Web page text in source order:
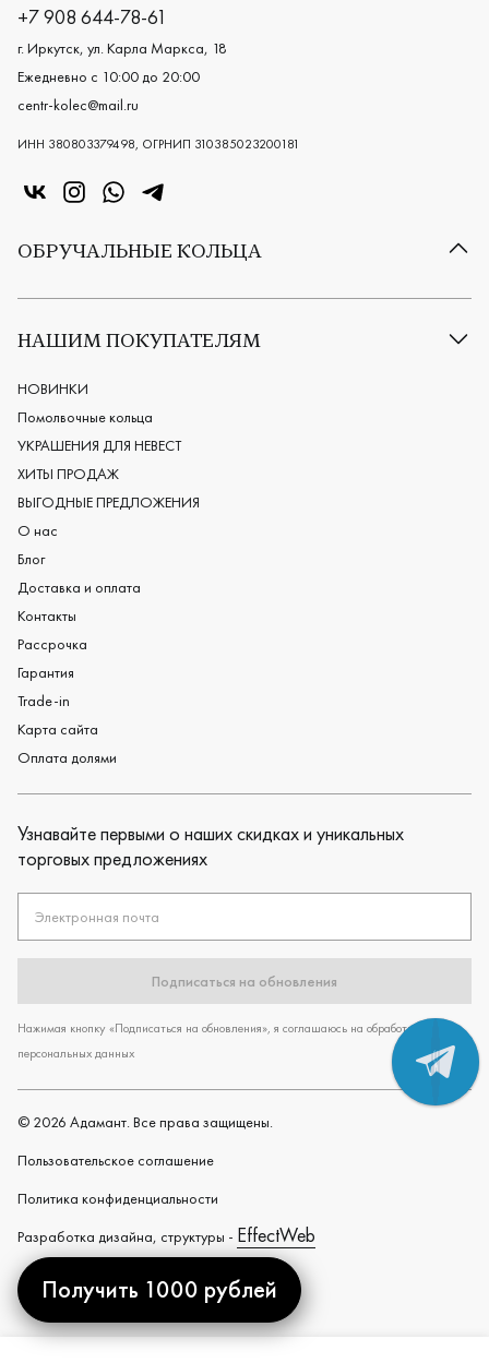
+7 908 644-78-61
г. Иркутск, ул. Карла Маркса, 18
Ежедневно с 10:00 до 20:00
centr-kolec@mail.ru
ИНН 380803379498, ОГРНИП 310385023200181
«Центр колец» в VK
«Центр колец» в Instagram
«Центр колец» в Whatsapp
«Центр колец» в Telegram
ОБРУЧАЛЬНЫЕ КОЛЬЦА
Все обручальные кольца
Европейские обручальные кольца
Мужские обручальные кольца
Женские обручальные кольца
Обручальные кольца из платины
Дизайнерские обручальные кольца
Черные обручальные кольца
НАШИМ ПОКУПАТЕЛЯМ
НОВИНКИ
Помолвочные кольца
УКРАШЕНИЯ ДЛЯ НЕВЕСТ
ХИТЫ ПРОДАЖ
ВЫГОДНЫЕ ПРЕДЛОЖЕНИЯ
О нас
Блог
Доставка и оплата
Контакты
Рассрочка
Гарантия
Trade-in
Карта сайта
Оплата долями
Узнавайте первыми о наших скидках и уникальных
торговых предложениях
Электронная почта
Подписаться на обновления
Нажимая кнопку «Подписаться на обновления», я соглашаюсь на обработку
персональных данных
© 2026 Адамант. Все права защищены.
Пользовательское cоглашение
Политика конфиденциальности
Разработка дизайна, структуры - EffectWeb
Created by
Получить 1000 рублей